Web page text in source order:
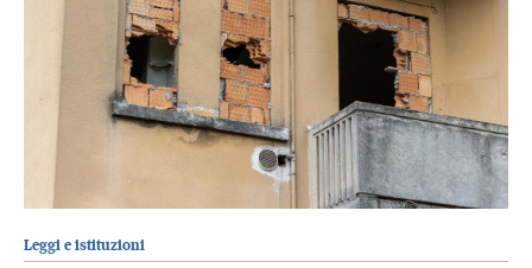
Leggi e istituzioni